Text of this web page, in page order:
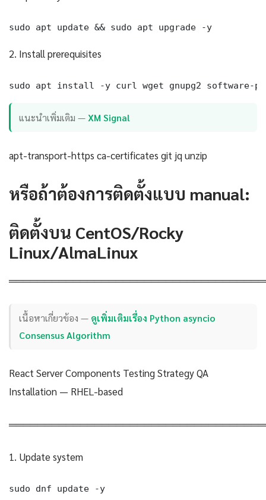
sudo apt update && sudo apt upgrade -y
2. Install prerequisites
sudo apt install -y curl wget gnupg2 software-
แนะนำเพิ่มเติม —XM Signal
apt-transport-https ca-certificates git jq unzip
หรือถ้าต้องการติดตั้งแบบ manual:
ติดตั้งบน CentOS/Rocky
Linux/AlmaLinux
เนื้อหาเกี่ยวข้อง — ดูเพิ่มเติมเรื่อง Python asyncio
Consensus Algorithm
React Server Components Testing Strategy QA
Installation — RHEL-based
1. Update system
sudo dnf update -y